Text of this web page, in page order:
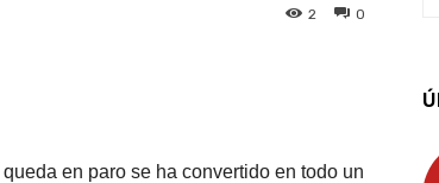
0
2
en paro se ha convertido en todo un